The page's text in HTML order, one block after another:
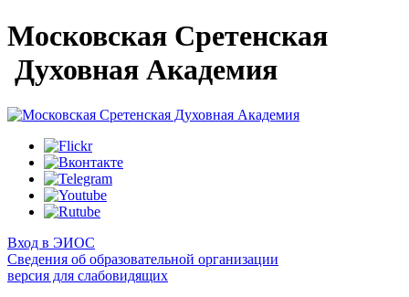
Московская Сретенская
Духовная Академия
Вход в ЭИОС
Сведения об образовательной организации
версия для слабовидящих